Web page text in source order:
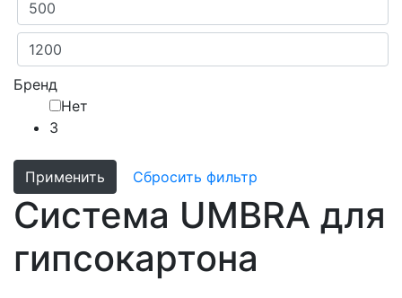
Бренд
Нет
3
Применить Сбросить фильтр
Система UMBRA для
гипсокартона